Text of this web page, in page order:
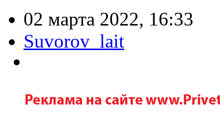
02 марта 2022, 16:33
Suvorov_lait